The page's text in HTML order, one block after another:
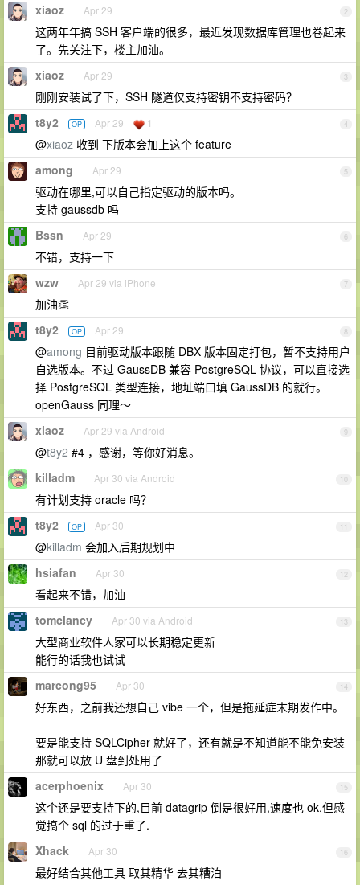
2
xiaoz Apr 29
这两年年搞 SSH 客户端的很多，最近发现数据库管理也卷起来
了。先关注下，楼主加油。
3
xiaoz Apr 29
刚刚安装试了下，SSH 隧道仅支持密钥不支持密码？
4
t8y2 OP Apr 29 1
@xiaoz 收到 下版本会加上这个 feature
5
among Apr 29
驱动在哪里,可以自己指定驱动的版本吗。
支持 gaussdb 吗
6
Bssn Apr 29
不错，支持一下
7
wzw Apr 29 via iPhone
加油👏
8
t8y2 OP Apr 29
@among 目前驱动版本跟随 DBX 版本固定打包，暂不支持用户
自选版本。不过 GaussDB 兼容 PostgreSQL 协议，可以直接选
择 PostgreSQL 类型连接，地址端口填 GaussDB 的就行。
openGauss 同理～
9
xiaoz Apr 29 via Android
@t8y2 #4 ，感谢，等你好消息。
10
killadm Apr 30 via Android
有计划支持 oracle 吗？
11
t8y2 OP Apr 30
@killadm 会加入后期规划中
12
hsiafan Apr 30
看起来不错，加油
13
tomclancy Apr 30 via Android
大型商业软件人家可以长期稳定更新
能行的话我也试试
14
marcong95 Apr 30
好东西，之前我还想自己 vibe 一个，但是拖延症末期发作中。
要是能支持 SQLCipher 就好了，还有就是不知道能不能免安装
那就可以放 U 盘到处用了
15
acerphoenix Apr 30
这个还是要支持下的,目前 datagrip 倒是很好用,速度也 ok,但感
觉搞个 sql 的过于重了.
16
Xhack Apr 30
最好结合其他工具 取其精华 去其糟泊